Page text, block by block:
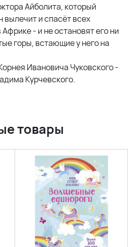
Айболита, который
и спасёт всех
- и не остановят его ни
горы, встающие у него на
Ивановича Чуковского -
Курчевского.
товары